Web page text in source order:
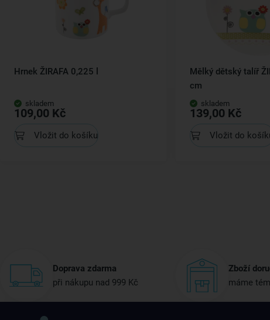
Hrnek ŽIRAFA 0,225 l
skladem
109,00 Kč
Vložit do košíku
Mělký dětský talíř
cm
skladem
139,00 Kč
Vložit do
Doprava zdarma
při nákupu nad 999 Kč
Zboží
máme